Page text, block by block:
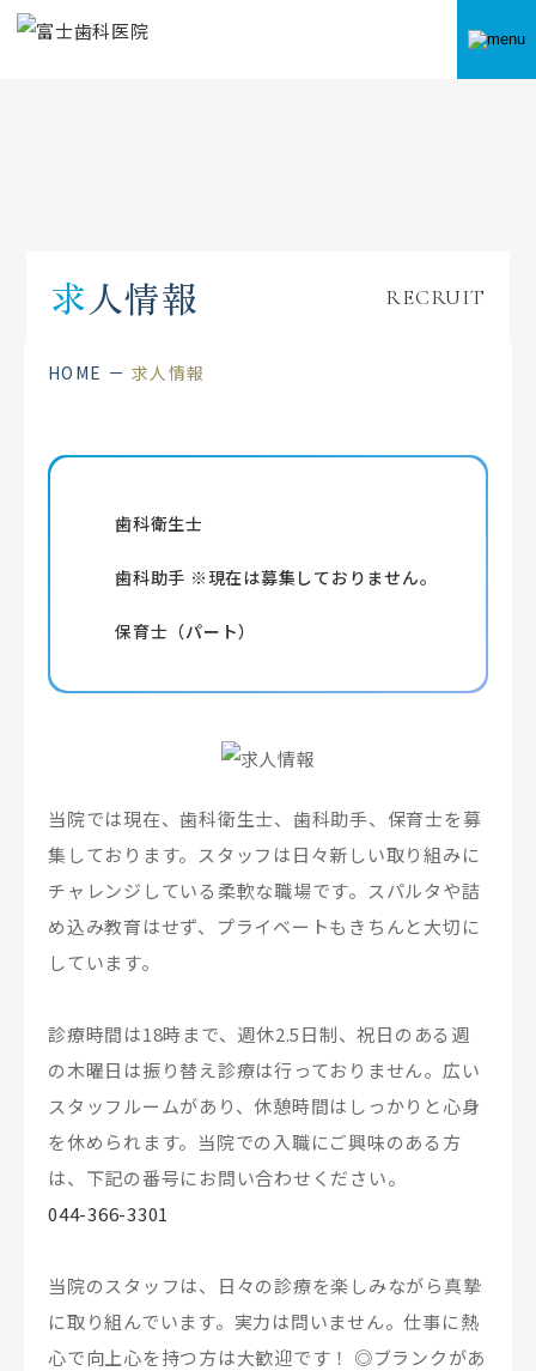
求人情報 RECRUIT
HOME 求人情報
歯科衛生士
歯科助手 ※現在は募集しておりません。
保育士（パート）
当院では現在、歯科衛生士、歯科助手、保育士を募
集しております。スタッフは日々新しい取り組みに
チャレンジしている柔軟な職場です。スパルタや詰
め込み教育はせず、プライベートもきちんと大切に
しています。
診療時間は18時まで、週休2.5日制、祝日のある週
の木曜日は振り替え診療は行っておりません。広い
スタッフルームがあり、休憩時間はしっかりと心身
を休められます。当院での入職にご興味のある方
は、下記の番号にお問い合わせください。
044-366-3301
当院のスタッフは、日々の診療を楽しみながら真摯
に取り組んでいます。実力は問いません。仕事に熱
心で向上心を持つ方は大歓迎です！ ◎ブランクがあ